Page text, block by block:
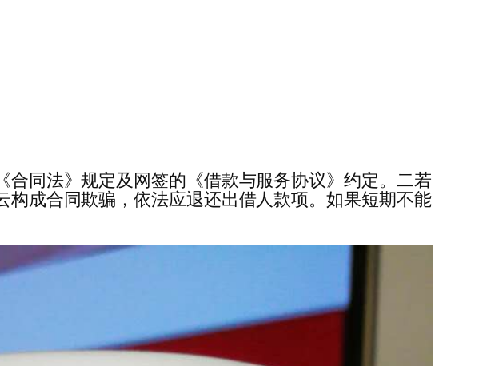
同法》规定及网签的《借款与服务协议》约定。二若
成合同欺骗，依法应退还出借人款项。如果短期不能